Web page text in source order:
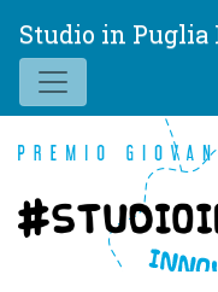
Studio in Puglia